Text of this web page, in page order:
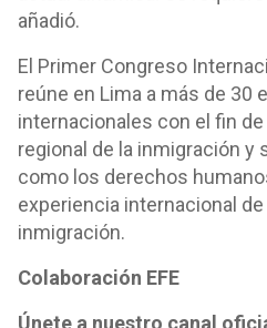
añadió.
El Primer Congreso
reúne en Lima a más de 30
internacionales con el fin
regional de la inmigración
como los derechos
experiencia internacional
inmigración.
Colaboración EFE